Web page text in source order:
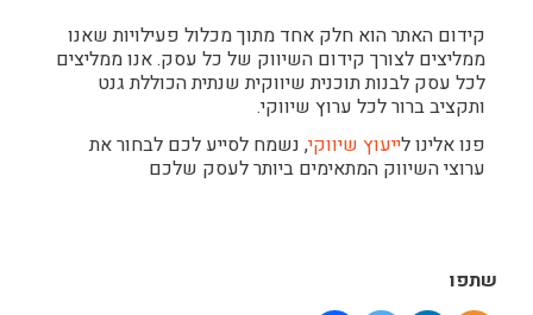
קידום האתר הוא חלק אחד מתוך מכלול פעילויות שאנו
ממליצים לצורך קידום השיווק של כל עסק. אנו ממליצים
לכל עסק לבנות תוכנית שיווקית שנתית הכוללת גנט
ותקציב ברור לכל ערוץ שיווקי.
פנו אלינו לייעוץ שיווקי, נשמח לסייע לכם לבחור את
ערוצי השיווק המתאימים ביותר לעסק שלכם
שתפו